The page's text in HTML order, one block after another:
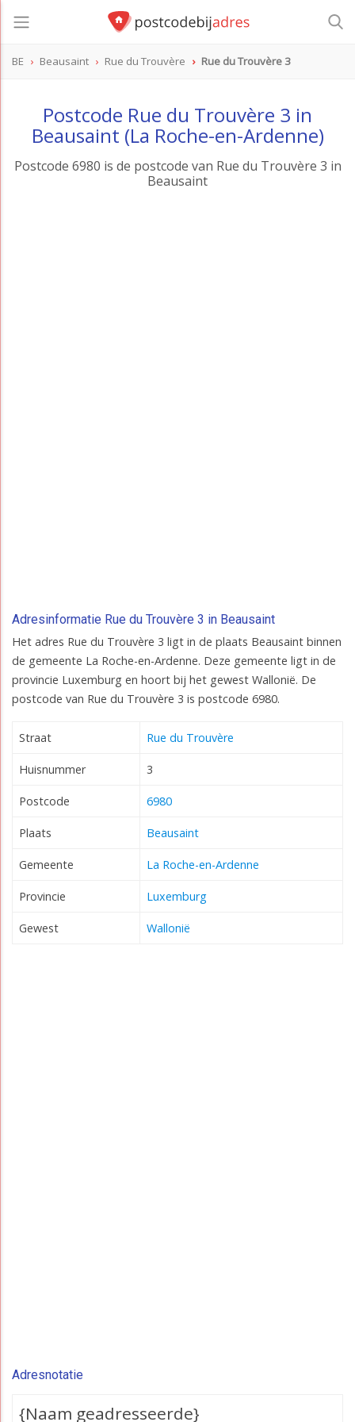
BE Beausaint Rue du Trouvère Rue du Trouvère 3
Postcode Rue du Trouvère 3 in
Beausaint (La Roche-en-Ardenne)
Postcode 6980 is de postcode van Rue du Trouvère 3 in
Beausaint
Adresinformatie Rue du Trouvère 3 in Beausaint
Het adres Rue du Trouvère 3 ligt in de plaats Beausaint binnen
de gemeente La Roche-en-Ardenne. Deze gemeente ligt in de
provincie Luxemburg en hoort bij het gewest Wallonië. De
postcode van Rue du Trouvère 3 is postcode 6980.
Straat Rue du Trouvère
Huisnummer 3
Postcode 6980
Plaats Beausaint
Gemeente La Roche-en-Ardenne
Provincie Luxemburg
Gewest Wallonië
Adresnotatie
{Naam geadresseerde}